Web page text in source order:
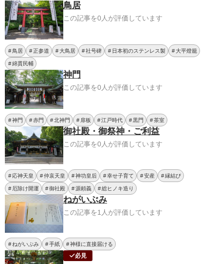
鳥居
この記事を0人が評価しています
鳥居 正参道 大鳥居 社号碑 日本初のステンレス製 大平燈籠
綿貫民輔
神門
この記事を0人が評価しています
神門 赤門 北神門 扉板 江戸時代 黒門 茶室
御社殿・御祭神・ご利益
この記事を0人が評価しています
応神天皇 仲哀天皇 神功皇后 幸せ子育て 安産 縁結び
厄除け開運 御社殿 源頼義 総ヒノキ造り
ねがいぶみ
この記事を1人が評価しています
ねがいぶみ 手紙 神様に直接届ける
必見